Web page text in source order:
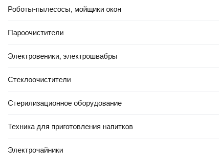
Роботы-пылесосы, мойщики окон
Пароочистители
Электровеники, электрошвабры
Стеклоочистители
Стерилизационное оборудование
Техника для приготовления напитков
Электрочайники